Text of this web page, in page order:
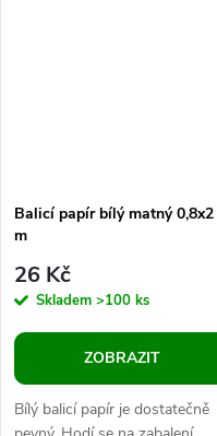
Balicí papír bílý matný 0,8x2
m
26 Kč
Skladem >100 ks
ZOBRAZIT
Bílý balicí papír je dostatečně